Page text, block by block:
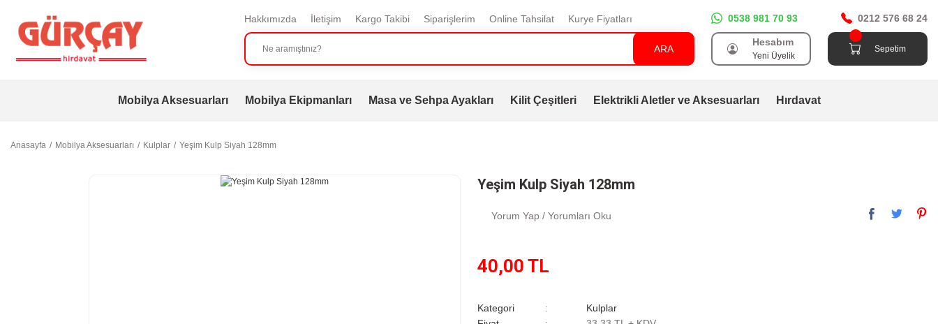
Hakkımızda İletişim Kargo Takibi Siparişlerim Online Tahsilat Kurye Fiyatları
ARA
0538 981 70 93 0212 576 68 24
Hesabım
Yeni Üyelik
Sepetim
Mobilya Aksesuarları Mobilya Ekipmanları Masa ve Sehpa Ayakları Kilit Çeşitleri Elektrikli Aletler ve Aksesuarları Hırdavat
Anasayfa Mobilya Aksesuarları Kulplar Yeşim Kulp Siyah 128mm
Yeşim Kulp Siyah 128mm
Yorum Yap / Yorumları Oku
40,00 TL
Kategori
Kulplar